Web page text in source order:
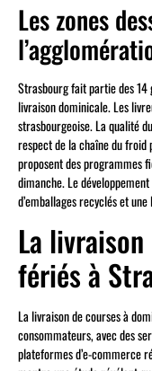
Les zones
Strasbourg fait partie des
livraison dominicale. Les
strasbourgeoise. La qualité
respect de la chaîne du
proposent des programmes
dimanche. Le
d’emballages recyclés et
La
fériés à
La livraison de courses à
consommateurs, avec des
plateformes d’e-commerce